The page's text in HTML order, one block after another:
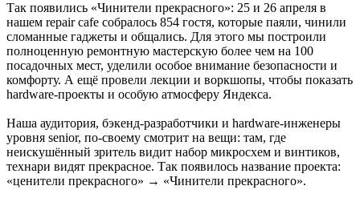
Так появились «Чинители прекрасного»: 25 и 26 апреля в
нашем repair cafe собралось 854 гостя, которые паяли, чинили
сломанные гаджеты и общались. Для этого мы построили
полноценную ремонтную мастерскую более чем на 100
посадочных мест, уделили особое внимание безопасности и
комфорту. А ещё провели лекции и воркшопы, чтобы показать
hardware-проекты и особую атмосферу Яндекса.
Наша аудитория, бэкенд-разработчики и hardware-инженеры
уровня senior, по-своему смотрит на вещи: там, где
неискушённый зритель видит набор микросхем и винтиков,
технари видят прекрасное. Так появилось название проекта:
«ценители прекрасного» → «Чинители прекрасного».